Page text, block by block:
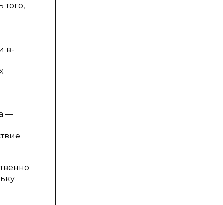
того,
в-
—